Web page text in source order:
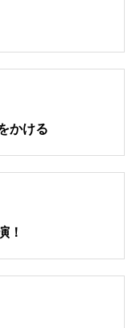
かける
！